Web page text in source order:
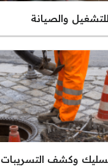
والصيانة
وكشف التسريبات